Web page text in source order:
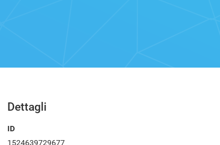
Dettagli
ID
1524639729677